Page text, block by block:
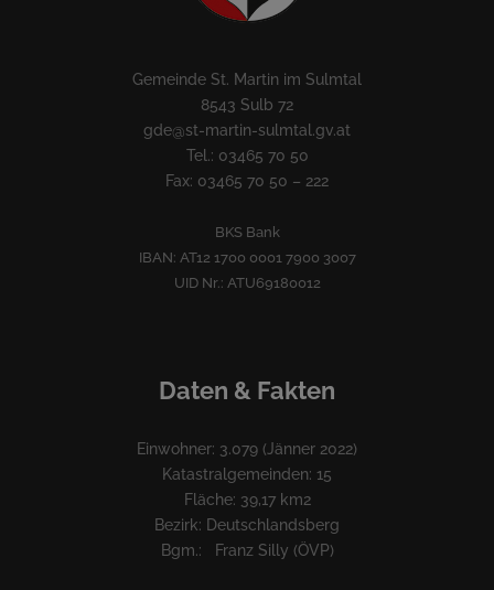
Gemeinde St. Martin im Sulmtal
8543 Sulb 72
gde@st-martin-sulmtal.gv.at
Tel.: 03465 70 50
Fax: 03465 70 50 – 222
BKS Bank
IBAN: AT12 1700 0001 7900 3007
UID Nr.: ATU69180012
Daten & Fakten
Einwohner: 3.079 (Jänner 2022)
Katastralgemeinden: 15
Fläche: 39,17 km2
Bezirk: Deutschlandsberg
Bgm.: Franz Silly (ÖVP)